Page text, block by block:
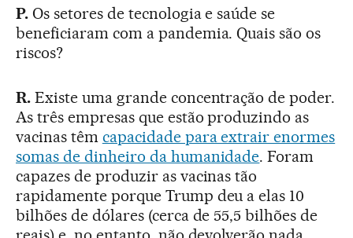
P. Os setores de tecnologia e saúde se
beneficiaram com a pandemia. Quais são os
riscos?
R.Existe uma grande concentração de poder.
As três empresas que estão produzindo as
vacinas têm capacidade para extrair enormes
somas de dinheiro da humanidade. Foram
capazes de produzir as vacinas tão
rapidamente porque Trump deu a elas 10
bilhões de dólares (cerca de 55,5 bilhões de